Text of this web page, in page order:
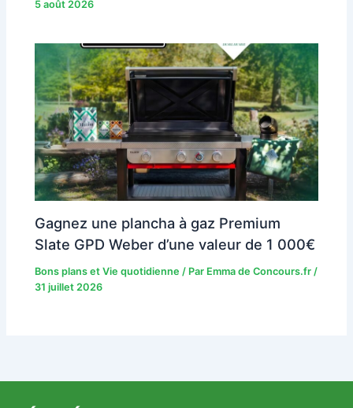
5 août 2026
Gagnez une plancha à gaz Premium
Slate GPD Weber d’une valeur de 1 000€
Bons plans et Vie quotidienne / Par Emma de Concours.fr /
31 juillet 2026